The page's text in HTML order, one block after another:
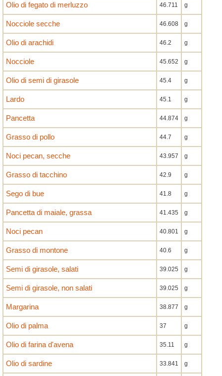
Olio di fegato di merluzzo 46.711 g
Nocciole secche 46.608 g
Olio di arachidi 46.2 g
Nocciole 45.652 g
Olio di semi di girasole 45.4 g
Lardo 45.1 g
Pancetta 44.874 g
Grasso di pollo 44.7 g
Noci pecan, secche 43.957 g
Grasso di tacchino 42.9 g
Sego di bue 41.8 g
Pancetta di maiale, grassa 41.435 g
Noci pecan 40.801 g
Grasso di montone 40.6 g
Semi di girasole, salati 39.025 g
Semi di girasole, non salati 39.025 g
Margarina 38.877 g
Olio di palma 37 g
Olio di farina d'avena 35.11 g
Olio di sardine 33.841 g